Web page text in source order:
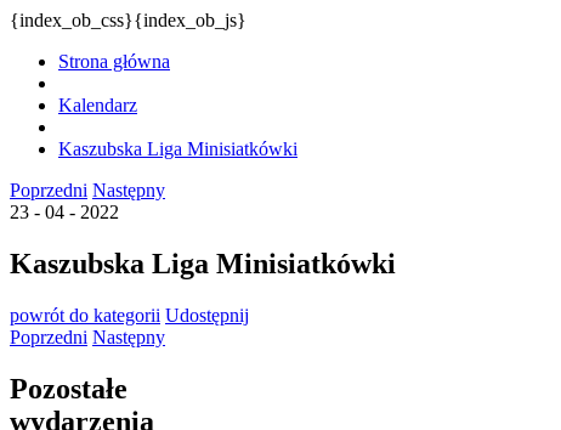
{index_ob_css}{index_ob_js}
Strona główna
Kalendarz
Kaszubska Liga Minisiatkówki
Poprzedni Następny
23 - 04 - 2022
Kaszubska Liga Minisiatkówki
powrót do kategorii Udostępnij
Poprzedni Następny
Pozostałe
wydarzenia